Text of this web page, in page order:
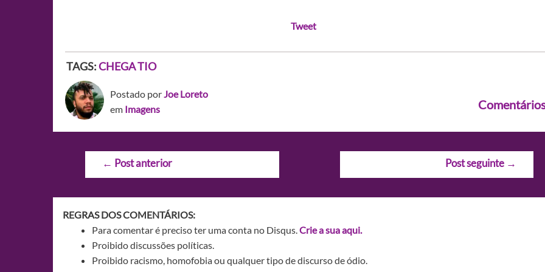
Tweet
TAGS:CHEGA TIO
Postado porJoe Loreto
em Imagens
Navegação
← Post anterior Post seguinte →
REGRAS DOS COMENTÁRIOS:
Para comentar é preciso ter uma conta no Disqus.Crie a sua aqui.
Proibido discussões políticas.
Proibido racismo, homofobia ou qualquer tipo de discurso de ódio.